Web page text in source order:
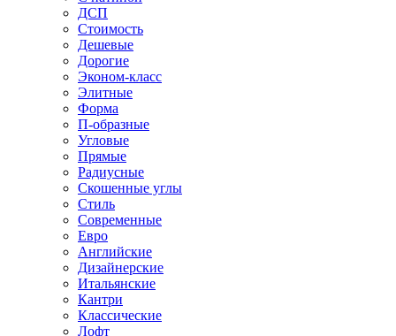
ДСП
Стоимость
Дешевые
Дорогие
Эконом-класс
Элитные
Форма
П-образные
Угловые
Прямые
Радиусные
Скошенные углы
Стиль
Современные
Евро
Английские
Дизайнерские
Итальянские
Кантри
Классические
Лофт